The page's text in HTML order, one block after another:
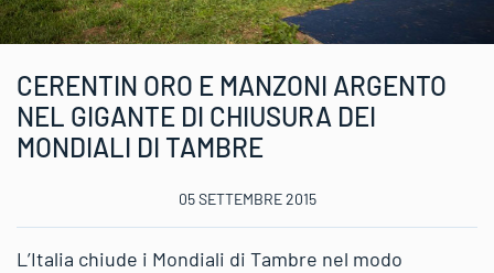
CERENTIN ORO E MANZONI ARGENTO
NEL GIGANTE DI CHIUSURA DEI
MONDIALI DI TAMBRE
05 SETTEMBRE 2015
L’Italia chiude i Mondiali di Tambre nel modo